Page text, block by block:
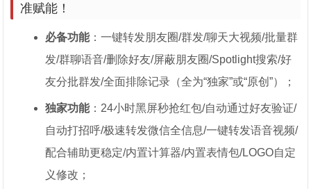
准赋能！
必备功能：一键转发朋友圈/群发/聊天大视频/批量群
发/群聊语音/删除好友/屏蔽朋友圈/Spotlight搜索/好
友分批群发/全面排除记录（全为“独家”或“原创”）；
独家功能：24小时黑屏秒抢红包/自动通过好友验证/
自动打招呼/极速转发微信全信息/一键转发语音视频/
配合辅助更稳定/内置计算器/内置表情包/LOGO自定
义修改；